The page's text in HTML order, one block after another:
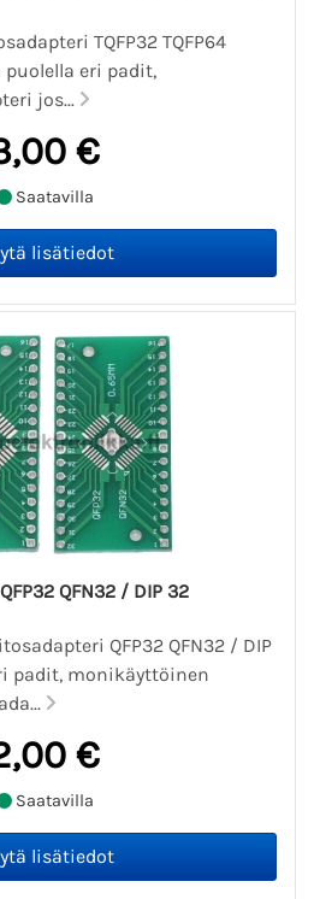
TQFP32 TQFP64
puolella eri padit,
jos...
€
Saatavilla
QFP32 QFN32 / DIP 32
QFP32 QFN32 / DIP
padit, monikäyttöinen
€
Saatavilla